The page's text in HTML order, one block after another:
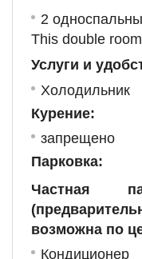
2
This double
Услуги и
Холодильник
Курение: ​
запрещено
Парковка: ​
Частная
возможна по
Кондиционер